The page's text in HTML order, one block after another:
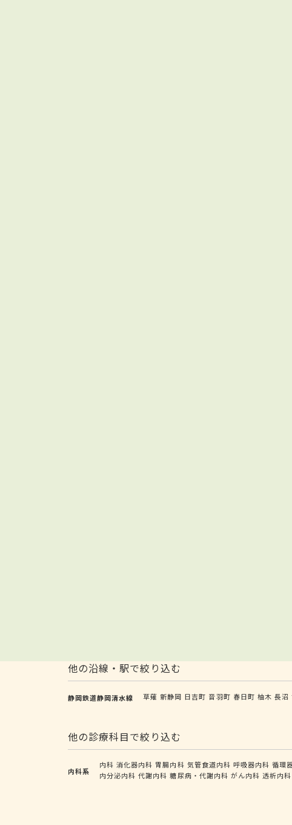
他の沿線・駅で絞り込む
静岡鉄道静岡清水線 草薙 新静岡 日吉町 音羽町 春日町 柚木 長沼
他の診療科目で絞り込む
内科系
内科 消化器内科 胃腸内科 気管食道内科 呼吸器内科 循環
内分泌内科 代謝内科 糖尿病・代謝内科 がん内科 透析内科